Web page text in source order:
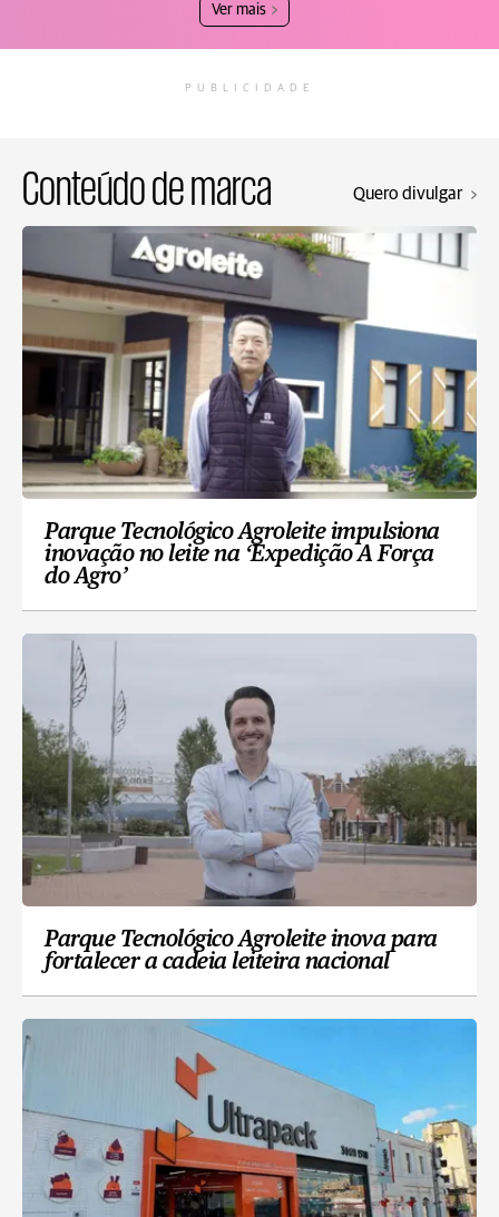
Ver mais
PUBLICIDADE
Conteúdo de marca Quero divulgar
Parque Tecnológico Agroleite impulsiona
inovação no leite na ‘Expedição A Força
do Agro’
Parque Tecnológico Agroleite inova para
fortalecer a cadeia leiteira nacional